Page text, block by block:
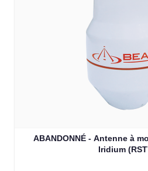
ABANDONNÉ - Antenne à
Iridium